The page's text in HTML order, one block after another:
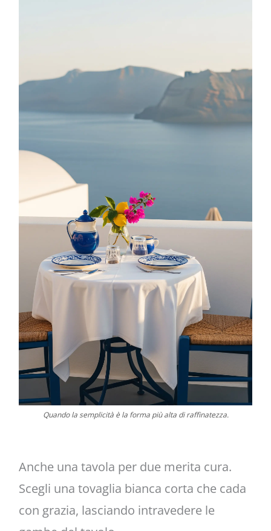
Quando la semplicità è la forma più alta di raffinatezza.
Anche una tavola per due merita cura.
Scegli una tovaglia bianca corta che cada
con grazia, lasciando intravedere le